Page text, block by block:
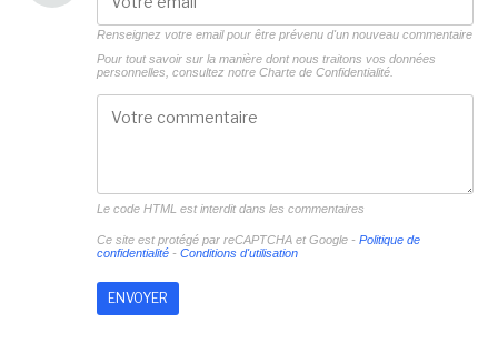
Renseignez votre email pour être prévenu d'un nouveau commentaire
Pour tout savoir sur la manière dont nous traitons vos données
personnelles, consultez notre Charte de Confidentialité.
Le code HTML est interdit dans les commentaires
Ce site est protégé par reCAPTCHA et Google - Politique de
confidentialité- Conditions d'utilisation